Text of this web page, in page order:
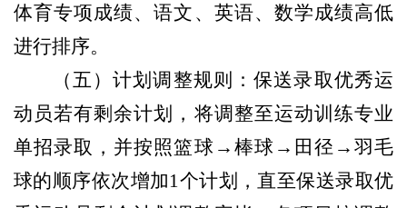
体育专项成绩、语文、英语、数学成绩高低
进行排序。
（五）计划调整规则：保送录取优秀运
动员若有剩余计划，将调整至运动训练专业
单招录取，并按照篮球→棒球→田径→羽毛
球的顺序依次增加1个计划 ， 直至保送录取优